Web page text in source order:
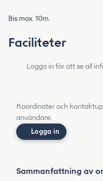
Bis max. 10m.
Faciliteter
Logga in för att se all
Koordinater och
användare.
Logga in
Sammanfattning av